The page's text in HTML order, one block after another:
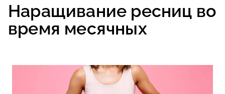
Наращивание ресниц во
время месячных